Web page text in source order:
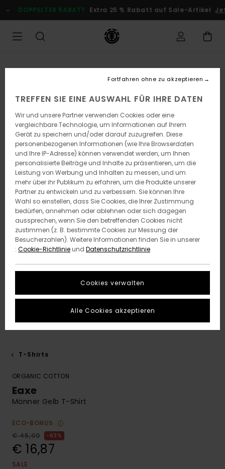
zur
Produktinformation
DOPPELTER RABATT Extra 25 % Rabatt auf Sale-Artikel
T-Shirts
ORGANIC COTTON
Eaxe
Männer Gelb T-Shirt
ECO-BONUS
€ 45,00
63%
€ 16,87
SALE
TREFFEN SIE EINE AUSWAHL FÜR IHRE DATEN
Wir und unsere Partner verwenden Cookies oder eine
vergleichbare Technologie, um Informationen auf Ihrem
Gerät zu speichern und/oder darauf zuzugreifen. Diese
personenbezogenen Informationen (wie Ihre Browserdaten
und Ihre IP-Adresse) können verwendet werden, um Ihnen
personalisierte Beiträge und Inhalte zu präsentieren, um die
Leistung von Werbung und Inhalten zu messen, und um
mehr über ihr Publikum zu erfahren, um die Produkte unserer
Partner zu entwickeln und zu verbessern. Sie können Ihre
Wahl so einstellen, dass Sie Cookies, die Ihrer Zustimmung
bedürfen, annehmen oder ablehnen oder sich dagegen
aussprechen, wenn Sie den betreffenden Cookies nicht
zustimmen (z. B. bestimmte Cookies zur Messung der
Besucherzahlen). Weitere Informationen finden Sie in unserer
: Cookie-Richtlinieund Datenschutzrichtlinie
Cookies verwalten
Fortfahren ohne zu akzeptieren
Alle Cookies akzeptieren